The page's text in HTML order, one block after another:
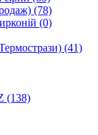
(78)
(0)
(41)
(138)